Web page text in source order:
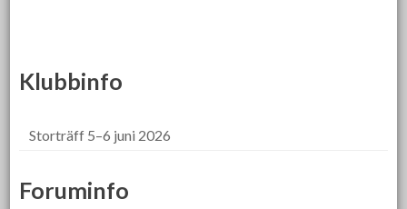
Klubbinfo
Storträff 5–6 juni 2026
Foruminfo